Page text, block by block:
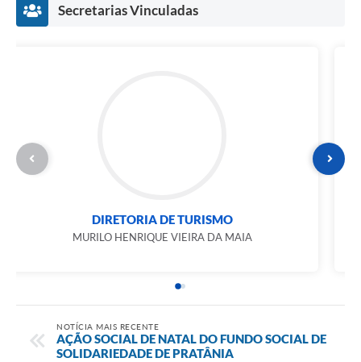
Secretarias Vinculadas
DIRETORIA DE TURISMO
MURILO HENRIQUE VIEIRA DA MAIA
NOTÍCIA MAIS RECENTE
AÇÃO SOCIAL DE NATAL DO FUNDO SOCIAL DE
SOLIDARIEDADE DE PRATÂNIA